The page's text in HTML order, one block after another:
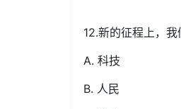
12.新的征程上，
A. 科技
B. 人民